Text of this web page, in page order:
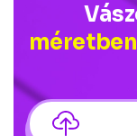
méretben